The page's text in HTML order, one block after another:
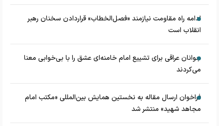
ادامه راه مقاومت نیازمند «فصل‌الخطاب» قراردادن سخنان رهبر
انقلاب است
جوانان عراقی برای تشییع امام خامنه‌ای عشق را با بی‌خوابی معنا
می‌کردند
فراخوان ارسال مقاله به نخستین همایش بین‌المللی «مکتب امام
مجاهد شهید» منتشر شد